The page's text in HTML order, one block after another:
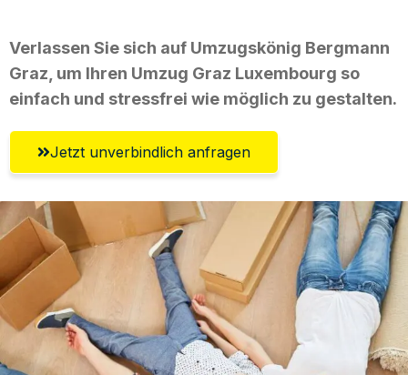
Verlassen Sie sich auf Umzugskönig Bergmann
Graz, um Ihren Umzug Graz Luxembourg so
einfach und stressfrei wie möglich zu gestalten.
Jetzt unverbindlich anfragen